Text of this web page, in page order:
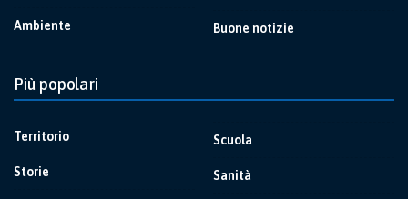
Ambiente Buone notizie
Più popolari
Territorio
Storie
Scuola
Sanità